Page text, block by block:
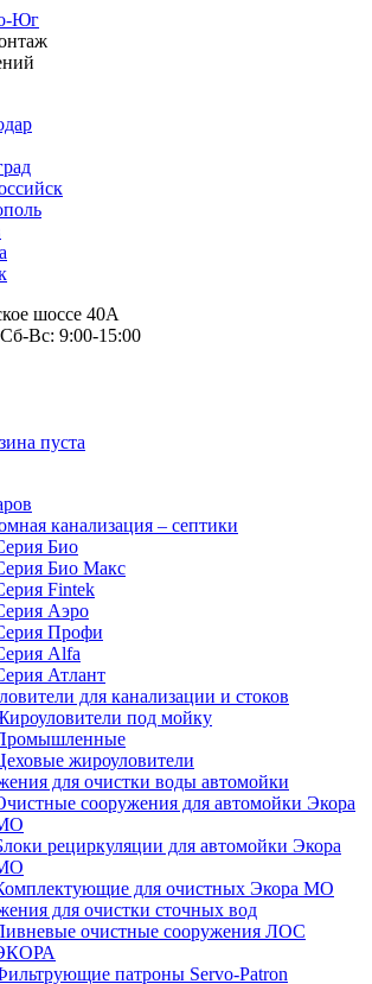
шоссе 40А
Сб-Вс: 9:00-15:00
пуста
канализация – септики
Био
Био Макс
Fintek
Аэро
Профи
Alfa
Атлант
для канализации и стоков
под мойку
жироуловители
для очистки воды автомойки
сооружения для автомойки Экора
рециркуляции для автомойки Экора
для очистных Экора МО
для очистки сточных вод
очистные сооружения ЛОС
патроны Servo-Patron